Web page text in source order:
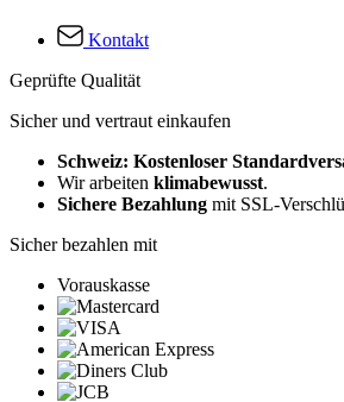
Kontakt
Geprüfte Qualität
Sicher und vertraut einkaufen
Schweiz: Kostenloser
Wir arbeiten klimabewusst.
Sichere Bezahlung mit SSL-
Sicher bezahlen mit
Vorauskasse